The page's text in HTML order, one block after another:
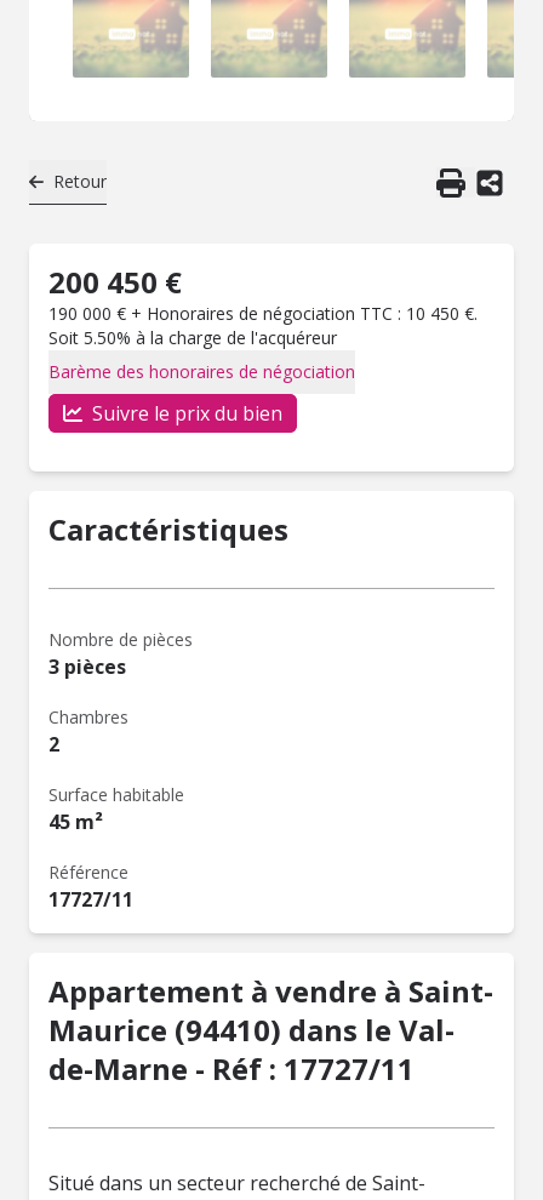
Retour
200 450 €
190 000 € + Honoraires de négociation TTC : 10 450 €.
Soit 5.50% à la charge de l'acquéreur
Barème des honoraires de négociation
Suivre le prix du bien
Caractéristiques
Nombre de pièces
3 pièces
Chambres
2
Surface habitable
45 m²
Référence
17727/11
Appartement à vendre à Saint-
Maurice (94410) dans le Val-
de-Marne - Réf : 17727/11
Situé dans un secteur recherché de Saint-